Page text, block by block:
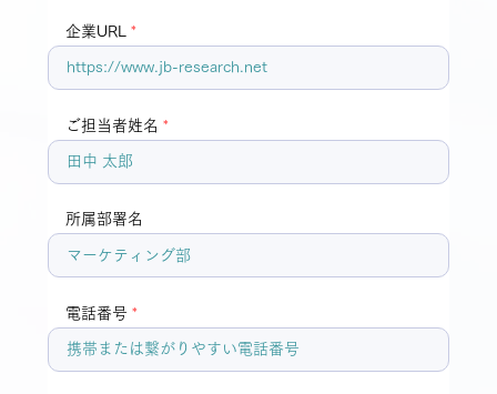
企業URL
ご担当者姓名
所属部署名
電話番号